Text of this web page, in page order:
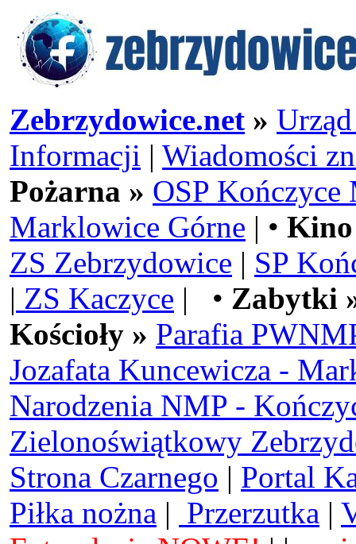
Zebrzydowice.net »
Informacji | Wiadomości
Pożarna » OSP Kończyce
Marklowice Górne | •
ZS Zebrzydowice | SP
| ZS Kaczyce | • Zabytki
Kościoły » Parafia
Jozafata Kuncewicza -
Narodzenia NMP -
Zielonoświątkowy
Strona Czarnego | Portal
Piłka nożna | Przerzutka |